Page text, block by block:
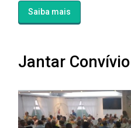
Saiba mais
Jantar Convívio